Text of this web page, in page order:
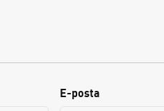
E-posta